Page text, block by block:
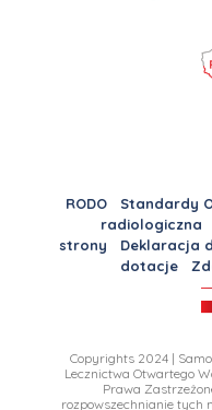
RODO Standardy
radiologiczna
strony
Deklaracja
dotacje
Copyrights 2024 |
Lecznictwa Otwartego
Prawa
rozpowszechnianie tych